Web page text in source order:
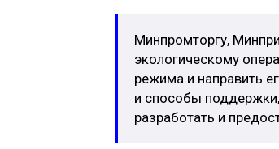
Минпромторгу,
экологическому
режима и направить
и способы
разработать и